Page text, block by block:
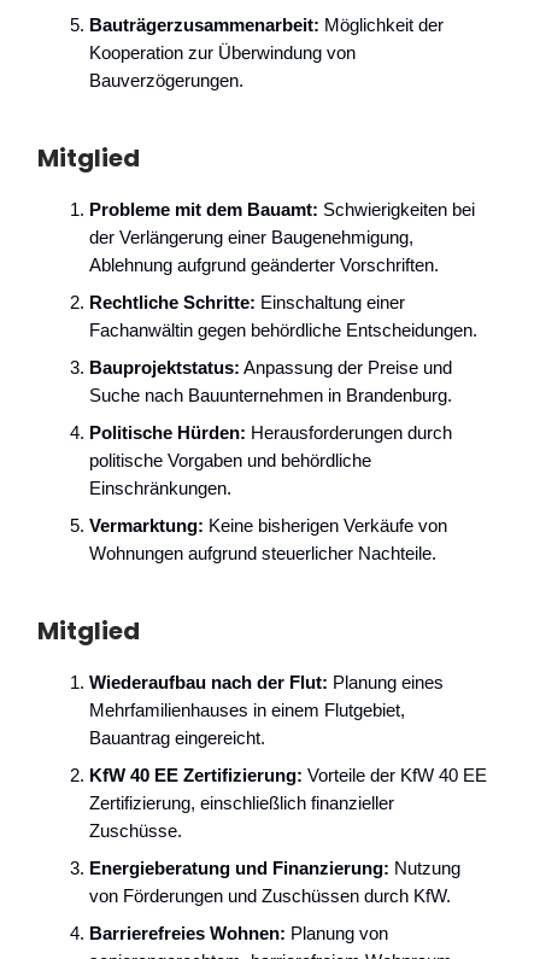
Bauträgerzusammenarbeit: Möglichkeit der
Kooperation zur Überwindung von
Bauverzögerungen.
Mitglied
Probleme mit dem Bauamt: Schwierigkeiten bei
der Verlängerung einer Baugenehmigung,
Ablehnung aufgrund geänderter Vorschriften.
Rechtliche Schritte: Einschaltung einer
Fachanwältin gegen behördliche Entscheidungen.
Bauprojektstatus: Anpassung der Preise und
Suche nach Bauunternehmen in Brandenburg.
Politische Hürden: Herausforderungen durch
politische Vorgaben und behördliche
Einschränkungen.
Vermarktung: Keine bisherigen Verkäufe von
Wohnungen aufgrund steuerlicher Nachteile.
Mitglied
Wiederaufbau nach der Flut: Planung eines
Mehrfamilienhauses in einem Flutgebiet,
Bauantrag eingereicht.
KfW 40 EE Zertifizierung: Vorteile der KfW 40 EE
Zertifizierung, einschließlich finanzieller
Zuschüsse.
Energieberatung und Finanzierung: Nutzung
von Förderungen und Zuschüssen durch KfW.
Barrierefreies Wohnen: Planung von